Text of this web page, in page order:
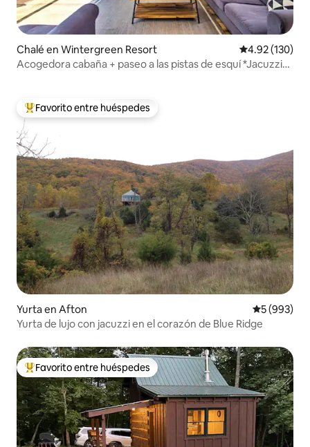
Chalé en Wintergreen Resort Calificación
4.92 (130)
Acogedora cabaña + paseo a las pistas de esquí *Jacuzzi*
Favorito entre huéspedes preferido
Favorito entre huéspedes
Yurta en Afton Calificación
5 (993)
Yurta de lujo con jacuzzi en el corazón de Blue Ridge
Favorito entre huéspedes preferido
Favorito entre huéspedes